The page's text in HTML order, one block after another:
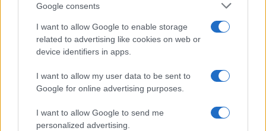
Google consents
I want to allow Google to enable storage
related to advertising like cookies on web or
device identifiers in apps.
I want to allow my user data to be sent to
Google for online advertising purposes.
I want to allow Google to send me
personalized advertising.
Κυψέλη: «Δεν μπορώ να το πιστέψω» –
Σοκαρισμένο το ζευγάρι Αμερικανών που
φιλοξενούσε τον 26χρονο Αφγανό στη
Λέσβο
Πιο σχολιασμένα
Έφυγαν οι συνεργάτες, μένει η Μαρία
Καρυστιανού - Η επόμενη μέρα για την
«Ελπίδα για τη Δημοκρατία»